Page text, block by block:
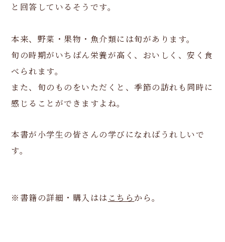
と回答しているそうです。
本来、野菜・果物・魚介類には旬があります。
旬の時期がいちばん栄養が高く、おいしく、安く食
べられます。
また、旬のものをいただくと、季節の訪れも同時に
感じることができますよね。
本書が小学生の皆さんの学びになればうれしいで
す。
※書籍の詳細・購入はは こちら から。